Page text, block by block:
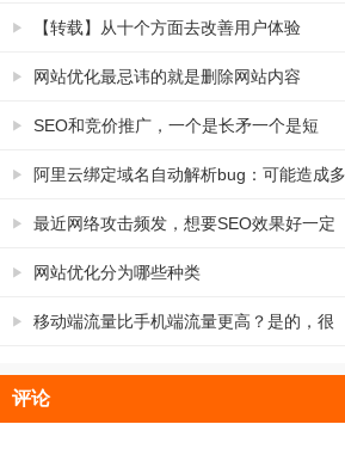
有真相：江苏省徐州市铜山区个体工商户
备案
【转载】从十个方面去改善用户体验
网站优化最忌讳的就是删除网站内容
SEO和竞价推广，一个是长矛一个是短
剑，选择哪个要这样看
阿里云绑定域名自动解析bug：可能造成多
条解析重复生效的问题
最近网络攻击频发，想要SEO效果好一定
要保持网站稳定
网站优化分为哪些种类
移动端流量比手机端流量更高？是的，很
评论